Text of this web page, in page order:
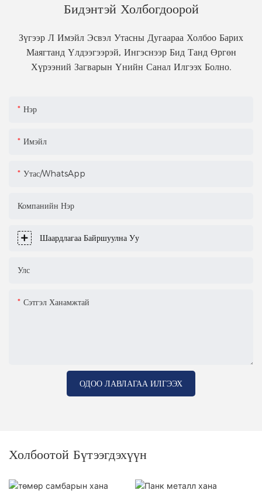
Бидэнтэй Холбогдоорой
Зүгээр Л Имэйл Эсвэл Утасны Дугаараа Холбоо Барих
Маягтанд Үлдээгээрэй, Ингэснээр Бид Танд Өргөн
Хүрээний Загварын Үнийн Санал Илгээх Болно.
Нэр
Имэйл
Утас/WhatsApp
Компанийн Нэр
Шаардлагаа Байршуулна Уу
Улс
Сэтгэл Ханамжтай
ОДОО ЛАВЛАГАА ИЛГЭЭХ
Холбоотой Бүтээгдэхүүн